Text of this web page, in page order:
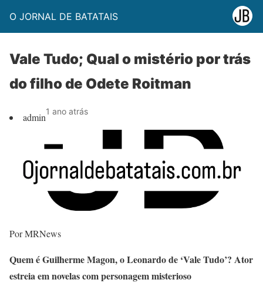
O JORNAL DE BATATAIS
Vale Tudo; Qual o mistério por trás
do filho de Odete Roitman
admin1 ano atrás
Por MRNews
Quem é Guilherme Magon, o Leonardo de ‘Vale Tudo’? Ator
estreia em novelas com personagem misterioso